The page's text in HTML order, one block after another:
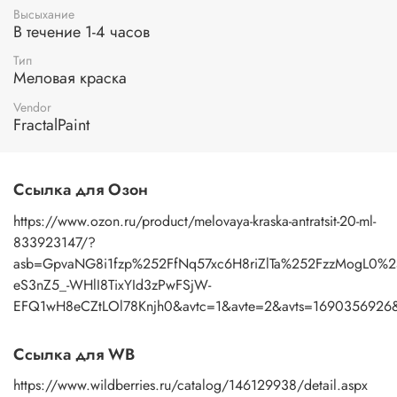
Высыхание
В течение 1-4 часов
Тип
Меловая краска
Vendor
FractalPaint
Ссылка для Озон
https://www.ozon.ru/product/melovaya-kraska-antratsit-20-ml-
833923147/?
eS3nZ5_-WHlI8TixYId3zPwFSjW-
Ссылка для WB
https://www.wildberries.ru/catalog/146129938/detail.aspx